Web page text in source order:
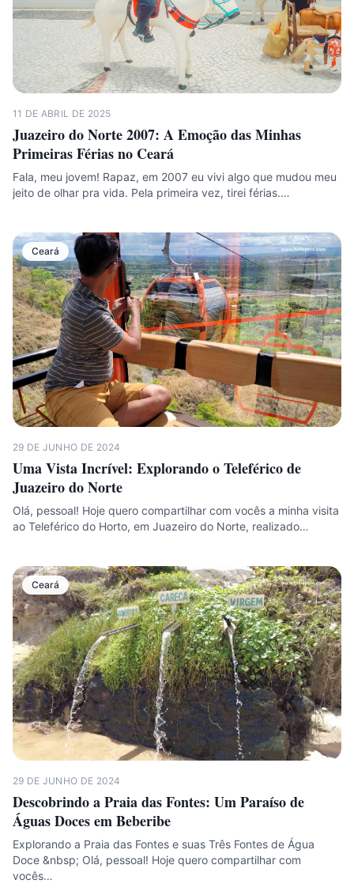
11 DE ABRIL DE 2025
Juazeiro do Norte 2007: A Emoção das Minhas
Primeiras Férias no Ceará
Fala, meu jovem! Rapaz, em 2007 eu vivi algo que mudou meu
jeito de olhar pra vida. Pela primeira vez, tirei férias.…
Ceará
29 DE JUNHO DE 2024
Uma Vista Incrível: Explorando o Teleférico de
Juazeiro do Norte
Olá, pessoal! Hoje quero compartilhar com vocês a minha visita
ao Teleférico do Horto, em Juazeiro do Norte, realizado…
Ceará
29 DE JUNHO DE 2024
Descobrindo a Praia das Fontes: Um Paraíso de
Águas Doces em Beberibe
Explorando a Praia das Fontes e suas Três Fontes de Água
Doce &nbsp; Olá, pessoal! Hoje quero compartilhar com
vocês…